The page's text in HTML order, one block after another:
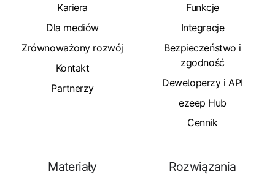
Kariera
Dla mediów
Zrównoważony rozwój
Kontakt
Partnerzy
Funkcje
Integracje
Bezpieczeństwo i
zgodność
Deweloperzy i API
ezeep Hub
Cennik
Materiały Rozwiązania